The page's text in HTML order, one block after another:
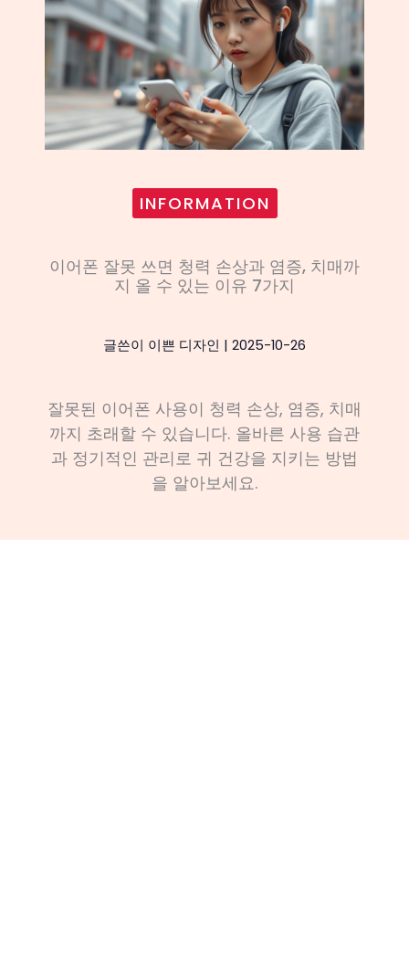
INFORMATION
이어폰 잘못 쓰면 청력 손상과 염증, 치매까
지 올 수 있는 이유 7가지
글쓴이 이쁜 디자인 | 2025-10-26
잘못된 이어폰 사용이 청력 손상, 염증, 치매
까지 초래할 수 있습니다. 올바른 사용 습관
과 정기적인 관리로 귀 건강을 지키는 방법
을 알아보세요.